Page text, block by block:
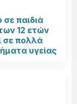
σε παιδιά
12 ετών
σε πολλά
υγείας